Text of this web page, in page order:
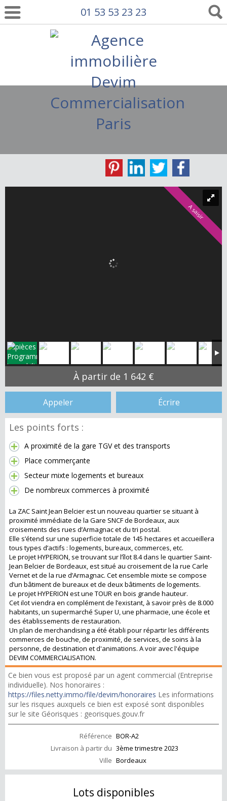
01 53 53 23 23
A saisir
À partir de 1 642 €
Appeler Écrire
Les points forts :
A proximité de la gare TGV et des transports
Place commerçante
Secteur mixte logements et bureaux
De nombreux commerces à proximité
La ZAC Saint Jean Belcier est un nouveau quartier se situant à
proximité immédiate de la Gare SNCF de Bordeaux, aux
croisements des rues d’Armagnac et du tri postal.
Elle s’étend sur une superficie totale de 145 hectares et accueillera
tous types d’actifs : logements, bureaux, commerces, etc.
Le projet HYPERION, se trouvant sur l’îlot 8.4 dans le quartier Saint-
Jean Belcier de Bordeaux, est situé au croisement de la rue Carle
Vernet et de la rue d’Armagnac. Cet ensemble mixte se compose
d’un bâtiment de bureaux et de deux bâtiments de logements.
Le projet HYPERION est une TOUR en bois grande hauteur.
Cet ilot viendra en complément de l’existant, à savoir près de 8.000
habitants, un supermarché Super U, une pharmacie, une école et
des établissements de restauration.
Un plan de merchandising a été établi pour répartir les différents
commerces de bouche, de proximité, de services, de soins à la
personne, de destination et d'animations. A voir avec l'équipe
DEVIM COMMERCIALISATION.
Ce bien vous est proposé par un agent commercial (Entreprise
individuelle). Nos honoraires :
https://files.netty.immo/file/devim/honoraires Les informations
sur les risques auxquels ce bien est exposé sont disponibles
sur le site Géorisques : georisques.gouv.fr
Référence BOR-A2
Livraison à partir du 3ème trimestre 2023
Ville Bordeaux
Lots disponibles